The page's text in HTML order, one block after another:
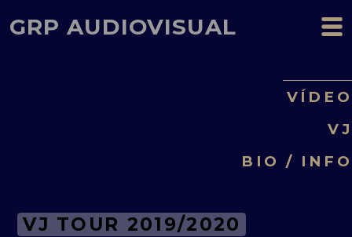
GRP AUDIOVISUAL
VÍDEO
VJ
BIO / INFO
VJ TOUR 2019/2020